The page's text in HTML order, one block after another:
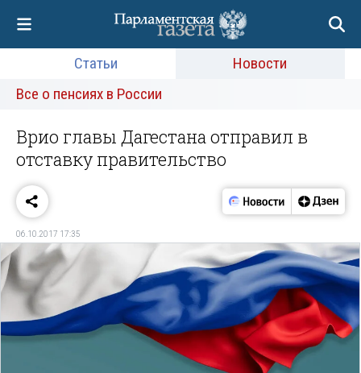
Статьи
Новости
Все о пенсиях в России
Врио главы Дагестана отправил в
отставку правительство
06.10.2017 17:35